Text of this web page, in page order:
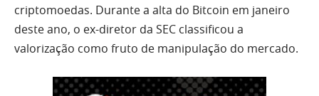
criptomoedas. Durante a alta do Bitcoin em janeiro
deste ano, o ex-diretor da SEC classificou a
valorização como fruto de manipulação do mercado.